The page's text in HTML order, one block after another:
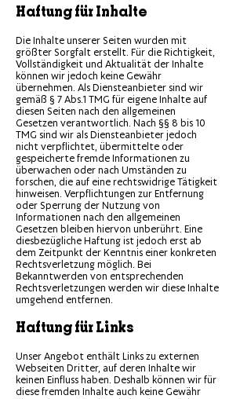
Haftung für Inhalte
Die Inhalte unserer Seiten wurden mit
größter Sorgfalt erstellt. Für die Richtigkeit,
Vollständigkeit und Aktualität der Inhalte
können wir jedoch keine Gewähr
übernehmen. Als Diensteanbieter sind wir
gemäß § 7 Abs.1 TMG für eigene Inhalte auf
diesen Seiten nach den allgemeinen
Gesetzen verantwortlich. Nach §§ 8 bis 10
TMG sind wir als Diensteanbieter jedoch
nicht verpflichtet, übermittelte oder
gespeicherte fremde Informationen zu
überwachen oder nach Umständen zu
forschen, die auf eine rechtswidrige Tätigkeit
hinweisen. Verpflichtungen zur Entfernung
oder Sperrung der Nutzung von
Informationen nach den allgemeinen
Gesetzen bleiben hiervon unberührt. Eine
diesbezügliche Haftung ist jedoch erst ab
dem Zeitpunkt der Kenntnis einer konkreten
Rechtsverletzung möglich. Bei
Bekanntwerden von entsprechenden
Rechtsverletzungen werden wir diese Inhalte
umgehend entfernen.
Haftung für Links
Unser Angebot enthält Links zu externen
Webseiten Dritter, auf deren Inhalte wir
keinen Einfluss haben. Deshalb können wir für
diese fremden Inhalte auch keine Gewähr